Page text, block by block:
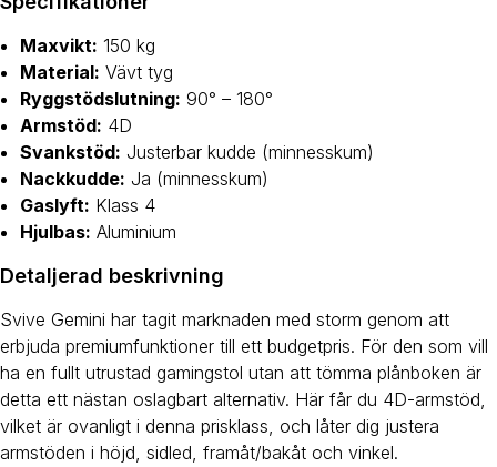
Maxvikt: 150 kg
Material: Vävt tyg
Ryggstödslutning: 90° – 180°
Armstöd: 4D
Svankstöd: Justerbar kudde (minnesskum)
Nackkudde: Ja (minnesskum)
Gaslyft: Klass 4
Hjulbas: Aluminium
Detaljerad beskrivning
Svive Gemini har tagit marknaden med storm genom att
erbjuda premiumfunktioner till ett budgetpris. För den som vill
ha en fullt utrustad gamingstol utan att tömma plånboken är
detta ett nästan oslagbart alternativ. Här får du 4D-armstöd,
vilket är ovanligt i denna prisklass, och låter dig justera
armstöden i höjd, sidled, framåt/bakåt och vinkel.